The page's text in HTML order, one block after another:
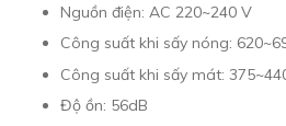
Nguồn điện: AC 220~240 V
Công suất khi sấy nóng:
Công suất khi sấy mát:
Độ ồn: 56dB